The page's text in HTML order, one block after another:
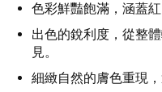
色彩鮮豔飽滿，涵蓋
出色的銳利度，從整
見。
細緻自然的膚色重現，